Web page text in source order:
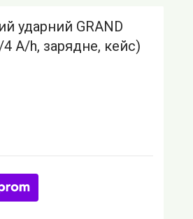
ударний GRAND
A/h, зарядне, кейс)